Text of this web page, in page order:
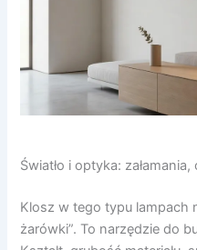
Światło i optyka:
Klosz w tego typu lampach
żarówki”. To narzędzie do